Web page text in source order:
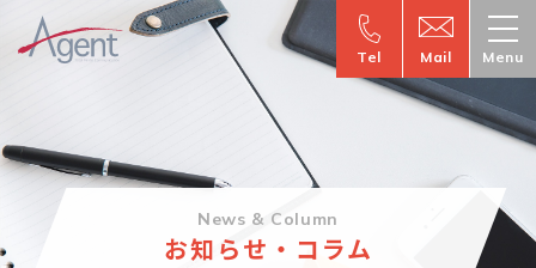
Tel Mail Menu
News & Column
お知らせ・コラム